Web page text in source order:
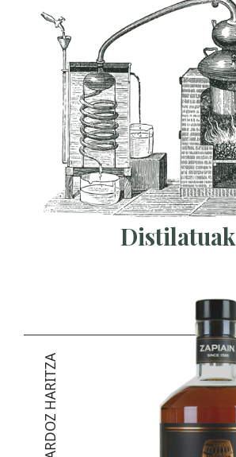
Distilatuak
SAGARDOZ HARITZA